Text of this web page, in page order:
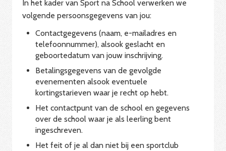
In het kader van Sport na School verwerken we
volgende persoonsgegevens van jou:
Contactgegevens (naam, e-mailadres en
telefoonnummer), alsook geslacht en
geboortedatum van jouw inschrijving.
Betalingsgegevens van de gevolgde
evenementen alsook eventuele
kortingstarieven waar je recht op hebt.
Het contactpunt van de school en gegevens
over de school waar je als leerling bent
ingeschreven.
Het feit of je al dan niet bij een sportclub